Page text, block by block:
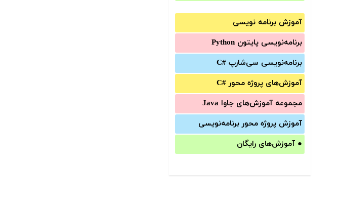
آموزش برنامه نویسی
برنامه‌نویسی پایتون Python
برنامه‌‌نویسی سی‌شارپ C#‎
آموزش‌های پروژه محور #C
مجموعه آموزش‌های جاوا Java
آموزش‌ پروژه محور برنامه‌نویسی
● آموزش‌های رایگان